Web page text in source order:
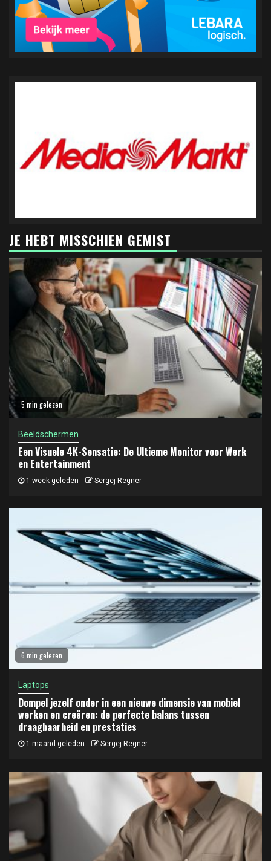
JE HEBT MISSCHIEN GEMIST
5 min gelezen
Beeldschermen
Een Visuele 4K-Sensatie: De Ultieme Monitor voor Werk
en Entertainment
1 week geleden Sergej Regner
6 min gelezen
Laptops
Dompel jezelf onder in een nieuwe dimensie van mobiel
werken en creëren: de perfecte balans tussen
draagbaarheid en prestaties
1 maand geleden Sergej Regner